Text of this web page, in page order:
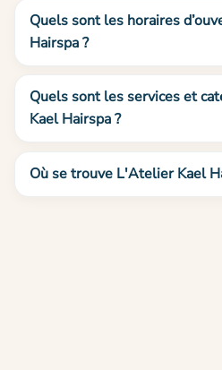
Quels sont les horaires
Hairspa ?
Quels sont les services et
Kael Hairspa ?
Où se trouve L'Atelier Kael